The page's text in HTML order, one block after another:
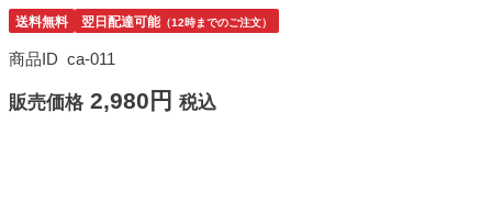
送料無料 翌日配達可能（12時までのご注文）
商品ID ca-011
販売価格 2,980円 税込